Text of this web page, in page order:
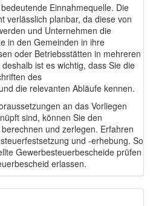
Einnahmequelle. Die
verlässlich planbar, da diese von
und Unternehmen die
in den Gemeinden in ihre
oder Betriebsstätten in mehreren
ist es wichtig, dass Sie die
des
die relevanten Abläufe kennen.
an das Vorliegen
sind, können Sie den
und zerlegen. Erfahren
und -erhebung. So
Gewerbesteuerbescheide prüfen
erlassen.